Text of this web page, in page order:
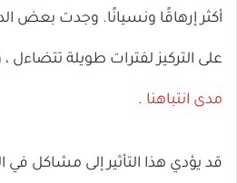
أكثر إرهاقًا ونسيانًا. وجدت بعض
على التركيز لفترات طويلة تتضاءل ،
مدى انتباهنا .
قد يؤدي هذا التأثير إلى مشاكل في